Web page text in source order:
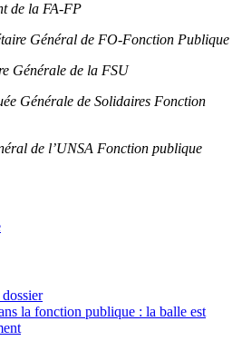
de la FA-FP
Général de FO-Fonction Publique
Générale de la FSU
Générale de Solidaires Fonction
de l’UNSA Fonction publique